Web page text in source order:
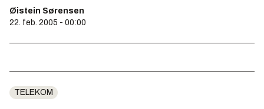
Øistein Sørensen
22. feb. 2005 - 00:00
TELEKOM